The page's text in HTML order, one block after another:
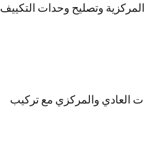
وتصليح وحدات التكييف
العادي والمركزي مع تركيب